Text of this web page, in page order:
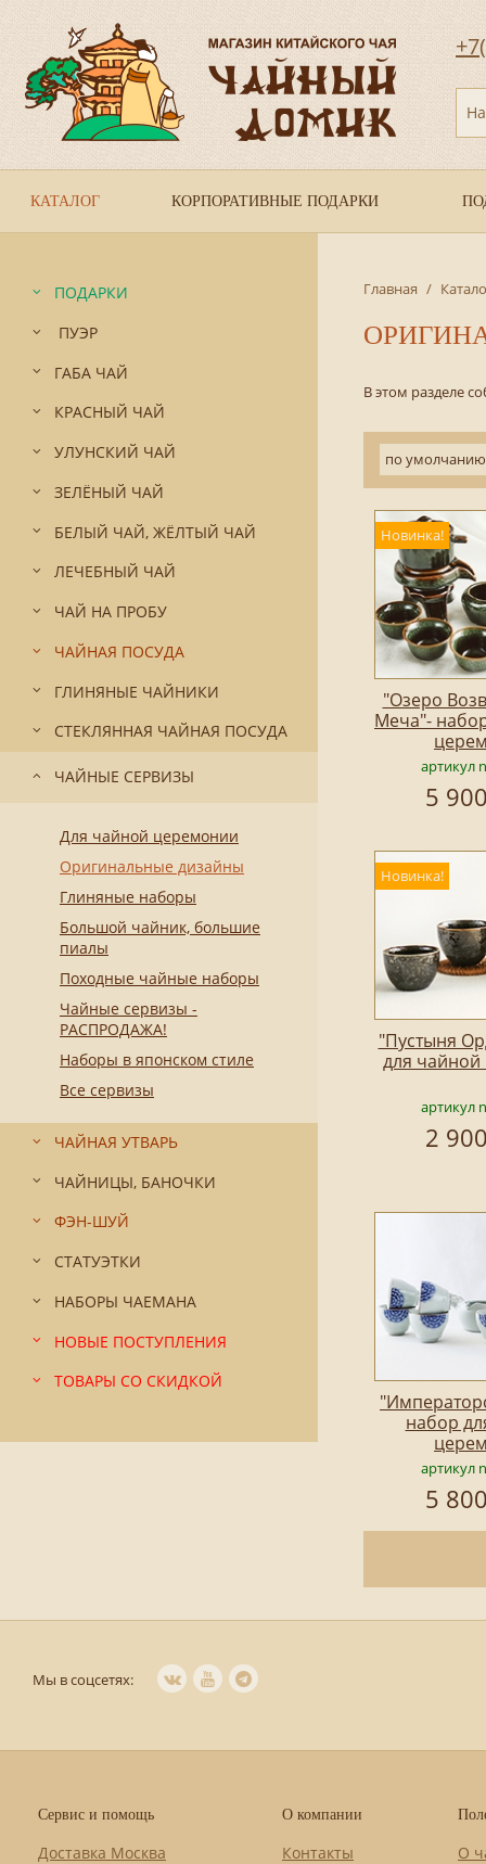
КАТАЛОГ КОРПОРАТИВНЫЕ ПОДАРКИ
ПОДАРКИ
ПУЭР
ГАБА ЧАЙ
КРАСНЫЙ ЧАЙ
УЛУНСКИЙ ЧАЙ
ЗЕЛЁНЫЙ ЧАЙ
БЕЛЫЙ ЧАЙ, ЖЁЛТЫЙ ЧАЙ
ЛЕЧЕБНЫЙ ЧАЙ
ЧАЙ НА ПРОБУ
ЧАЙНАЯ ПОСУДА
ГЛИНЯНЫЕ ЧАЙНИКИ
СТЕКЛЯННАЯ ЧАЙНАЯ ПОСУДА
ЧАЙНЫЕ СЕРВИЗЫ
Для чайной церемонии
Оригинальные дизайны
Глиняные наборы
Большой чайник, большие
пиалы
Походные чайные наборы
Чайные сервизы -
РАСПРОДАЖА!
Наборы в японском стиле
Все сервизы
ЧАЙНАЯ УТВАРЬ
ЧАЙНИЦЫ, БАНОЧКИ
ФЭН-ШУЙ
СТАТУЭТКИ
НАБОРЫ ЧАЕМАНА
НОВЫЕ ПОСТУПЛЕНИЯ
ТОВАРЫ СО СКИДКОЙ
Главная /
В этом разделе
по умолчанию
Новинка!
"Озеро
Меча"-
артикул
5
Новинка!
"Пустыня
для
артикул
2
набор
артикул
5
Мы в соцсетях:
Сервис и помощь
Доставка Москва
О компании
Контакты
О